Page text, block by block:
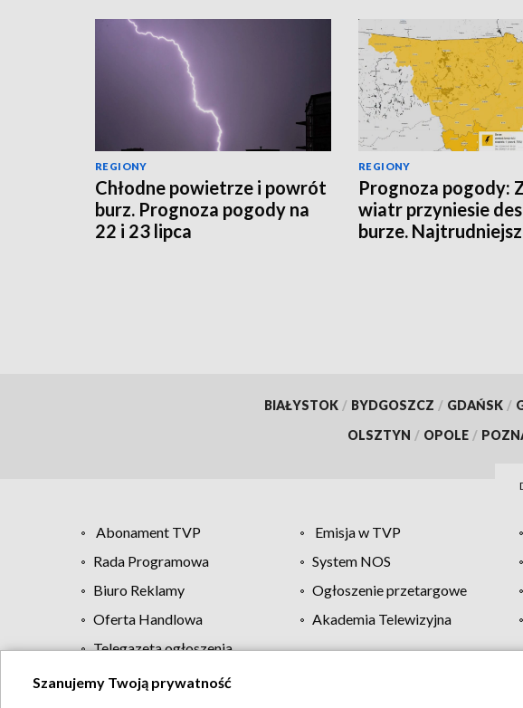
REGIONY
Chłodne powietrze i powrót
burz. Prognoza pogody na
22 i 23 lipca
REGIONY
Prognoza pogody:
wiatr przyniesie
burze.
BIAŁYSTOK / BYDGOSZCZ / GDAŃSK /
OLSZTYN / OPOLE /
Abonament TVP Emisja w TVP
Rada Programowa
System NOS
Biuro Reklamy
Ogłoszenie przetargowe
Oferta Handlowa
Akademia Telewizyjna
Telegazeta ogłoszenia
Szanujemy Twoją prywatność